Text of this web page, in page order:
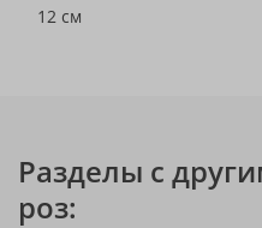
12 см
Разделы с
роз: